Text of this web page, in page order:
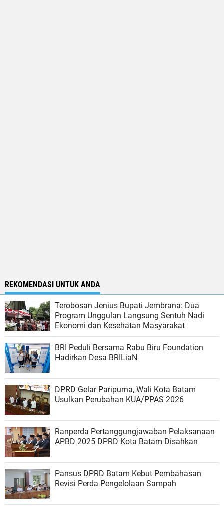
REKOMENDASI UNTUK ANDA
Terobosan Jenius Bupati Jembrana: Dua
Program Unggulan Langsung Sentuh Nadi
Ekonomi dan Kesehatan Masyarakat
BRI Peduli Bersama Rabu Biru Foundation
Hadirkan Desa BRILiaN
DPRD Gelar Paripurna, Wali Kota Batam
Usulkan Perubahan KUA/PPAS 2026
Ranperda Pertanggungjawaban Pelaksanaan
APBD 2025 DPRD Kota Batam Disahkan
Pansus DPRD Batam Kebut Pembahasan
Revisi Perda Pengelolaan Sampah